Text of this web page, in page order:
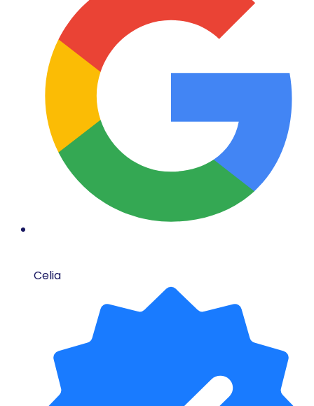
Celia